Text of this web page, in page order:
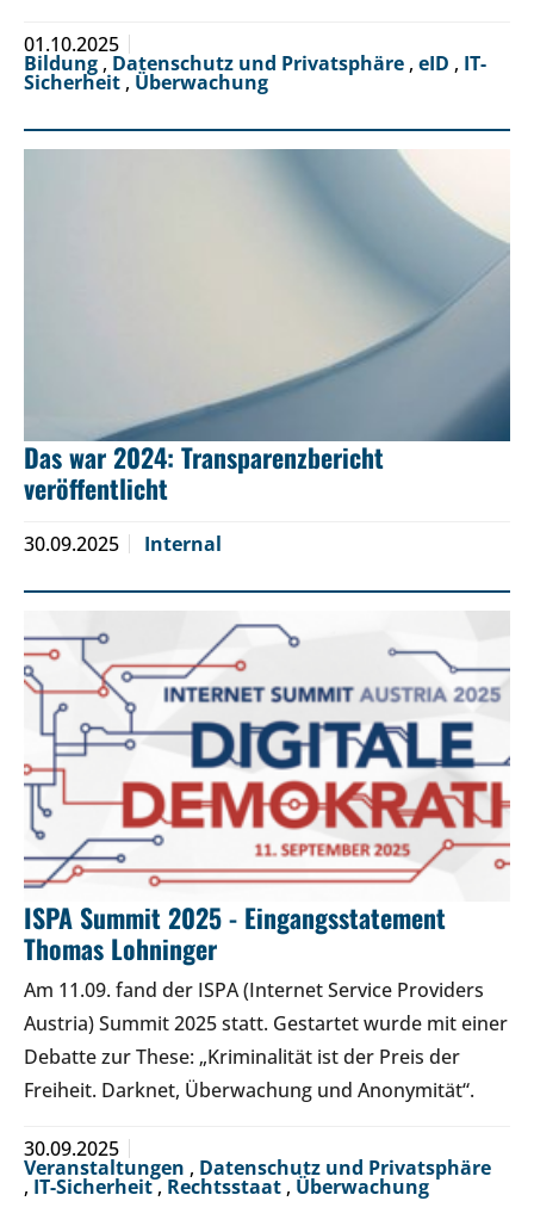
01.10.2025
Bildung , Datenschutz und Privatsphäre , eID , IT-
Sicherheit , Überwachung
Das war 2024: Transparenzbericht
veröffentlicht
30.09.2025 Internal
ISPA Summit 2025 - Eingangsstatement
Thomas Lohninger
Am 11.09. fand der ISPA (Internet Service Providers
Austria) Summit 2025 statt. Gestartet wurde mit einer
Debatte zur These: „Kriminalität ist der Preis der
Freiheit. Darknet, Überwachung und Anonymität“.
30.09.2025
Veranstaltungen , Datenschutz und Privatsphäre
, IT-Sicherheit, Rechtsstaat , Überwachung